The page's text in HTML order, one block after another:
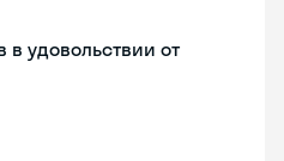
в удовольствии от